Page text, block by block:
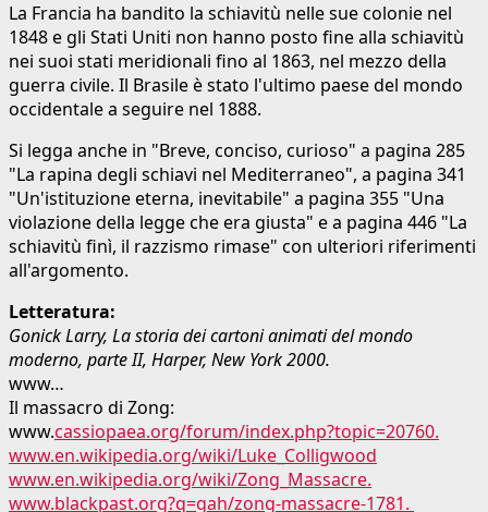
La Francia ha bandito la schiavitù nelle sue colonie nel
1848 e gli Stati Uniti non hanno posto fine alla schiavitù
nei suoi stati meridionali fino al 1863, nel mezzo della
guerra civile. Il Brasile è stato l'ultimo paese del mondo
occidentale a seguire nel 1888.
Si legga anche in "Breve, conciso, curioso" a pagina 285
"La rapina degli schiavi nel Mediterraneo", a pagina 341
"Un'istituzione eterna, inevitabile" a pagina 355 "Una
violazione della legge che era giusta" e a pagina 446 "La
schiavitù finì, il razzismo rimase" con ulteriori riferimenti
all'argomento.
Letteratura:
Gonick Larry, La storia dei cartoni animati del mondo
moderno, parte II, Harper, New York 2000.
www…
Il massacro di Zong:
www.cassiopaea.org/forum/index.php?topic=20760.
www.en.wikipedia.org/wiki/Luke_Colligwood
www.en.wikipedia.org/wiki/Zong_Massacre.
www.blackpast.org?q=gah/zong-massacre-1781.